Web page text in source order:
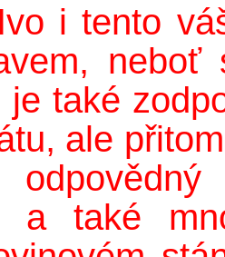
i tento
neboť
také
ale
a také